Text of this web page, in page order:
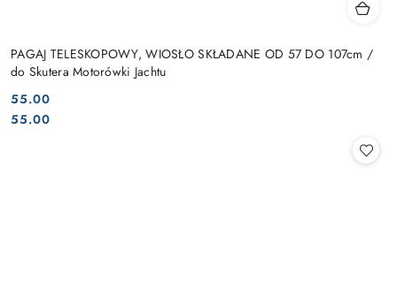
PAGAJ TELESKOPOWY, WIOSŁO SKŁADANE OD 57 DO 107cm /
do Skutera Motorówki Jachtu
Cena:
55.00
Cena:
55.00